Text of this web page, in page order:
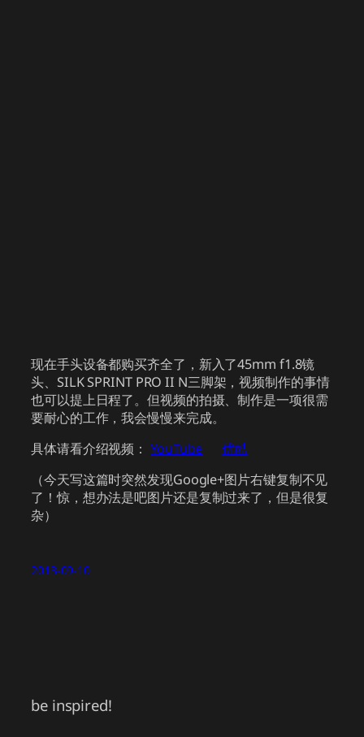
现在手头设备都购买齐全了，新入了45mm f1.8镜
头、SILK SPRINT PRO II N三脚架，视频制作的事情
也可以提上日程了。但视频的拍摄、制作是一项很需
要耐心的工作，我会慢慢来完成。
具体请看介绍视频： YouTube
优酷
（今天写这篇时突然发现Google+图片右键复制不见
了！惊，想办法是吧图片还是复制过来了，但是很复
杂）
2013-09-10
be inspired!